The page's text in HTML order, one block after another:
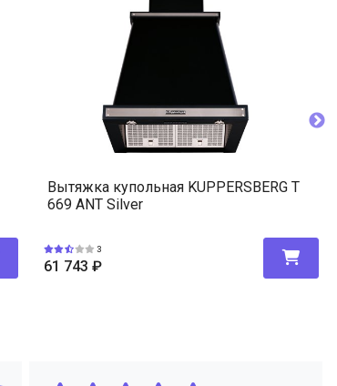
Вытяжка купольная KUPPERSBERG T
669 ANT Silver
3
61 743 ₽